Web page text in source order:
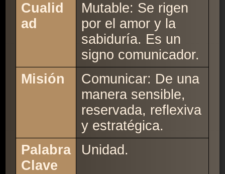
Cualid
ad
Mutable: Se rigen
por el amor y la
sabiduría. Es un
signo comunicador.
Misión
Comunicar: De una
manera sensible,
reservada, reflexiva
y estratégica.
Palabra
Clave
Unidad.